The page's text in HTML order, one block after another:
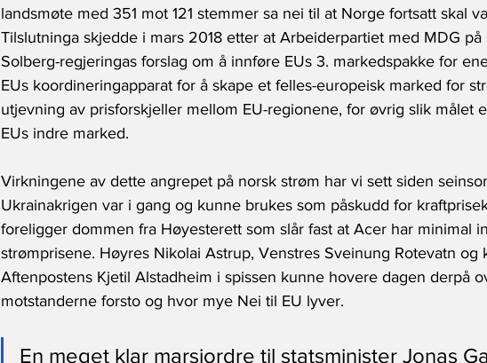
landsmøte med 351 mot 121 stemmer sa nei til at Norge fortsatt skal
Tilslutninga skjedde i mars 2018 etter at Arbeiderpartiet med MDG på
Solberg-regjeringas forslag om å innføre EUs 3. markedspakke for
EUs koordineringapparat for å skape et felles-europeisk marked for
utjevning av prisforskjeller mellom EU-regionene, for øvrig slik målet
EUs indre marked.
Virkningene av dette angrepet på norsk strøm har vi sett siden
Ukrainakrigen var i gang og kunne brukes som påskudd for
foreligger dommen fra Høyesterett som slår fast at Acer har minimal
strømprisene. Høyres Nikolai Astrup, Venstres Sveinung Rotevatn og
Aftenpostens Kjetil Alstadheim i spissen kunne hovere dagen derpå
motstanderne forsto og hvor mye Nei til EU lyver.
En meget klar marsjordre til statsminister Jonas